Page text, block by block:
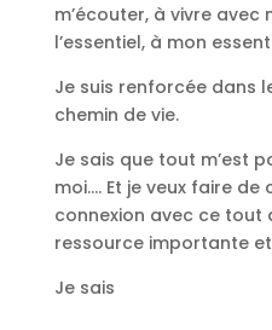
m’écouter, à vivre avec
l’essentiel, à mon
Je suis renforcée dans
chemin de vie.
Je sais que tout m’est
moi…. Et je veux faire de
connexion avec ce tout
ressource importante
Je sais